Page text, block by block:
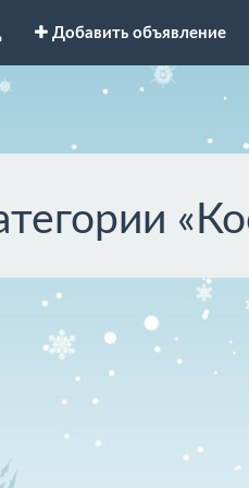
Добавить объявление